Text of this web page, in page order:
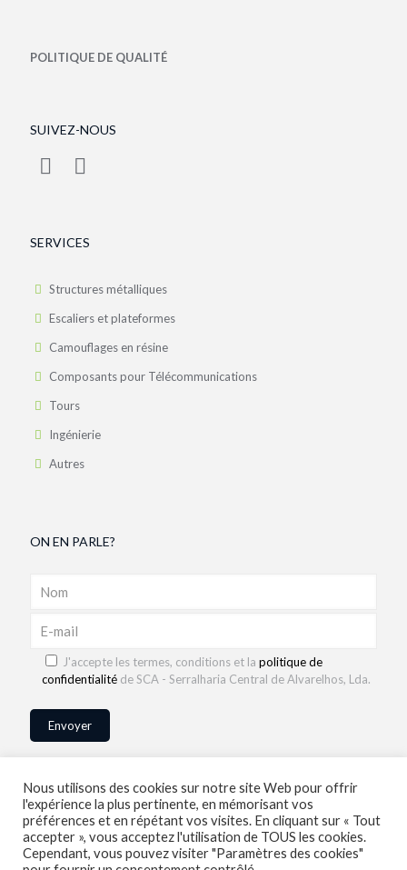
POLITIQUE DE QUALITÉ
SUIVEZ-NOUS
SERVICES
Structures métalliques
Escaliers et plateformes
Camouflages en résine
Composants pour Télécommunications
Tours
Ingénierie
Autres
ON EN PARLE?
J'accepte les termes, conditions et la politique de
confidentialité de SCA - Serralharia Central de Alvarelhos, Lda.
Nous utilisons des cookies sur notre site Web pour offrir
l'expérience la plus pertinente, en mémorisant vos
préférences et en répétant vos visites. En cliquant sur « Tout
accepter », vous acceptez l'utilisation de TOUS les cookies.
Cependant, vous pouvez visiter "Paramètres des cookies"